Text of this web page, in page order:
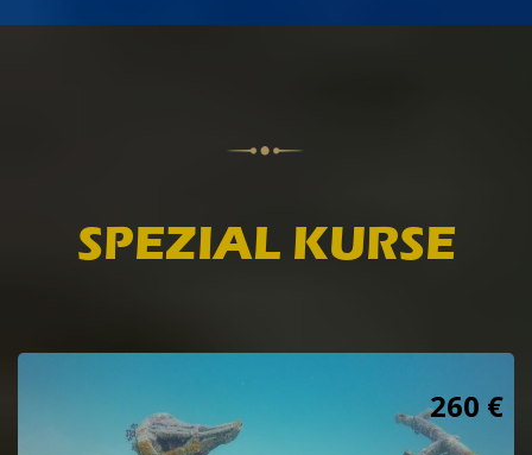
SPEZIAL KURSE
260 €